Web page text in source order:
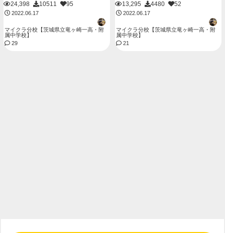
24,398 10511 95
2022.06.17
マイクラ分校【茨城県立竜ヶ崎一高・附
属中学校】
29
13,295 4480 52
2022.06.17
マイクラ分校【茨城県立竜ヶ崎一高・附
属中学校】
21